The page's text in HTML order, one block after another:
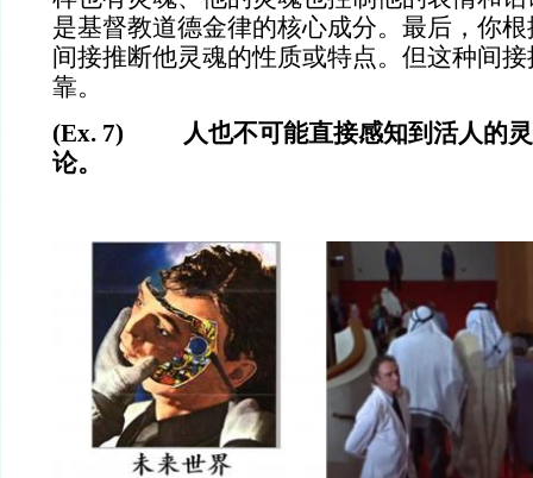
是基督教道德金律的核心成分。最后，你
间接推断他灵魂的性质或特点。但这种间
靠。
(Ex. 7) 人也不可能直接感知到活人的灵
论。